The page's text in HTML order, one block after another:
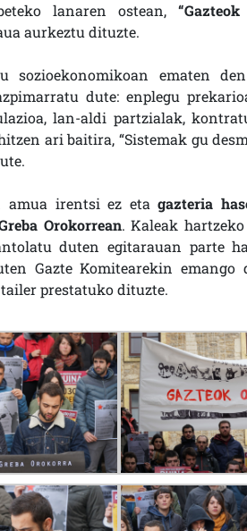
lanaren ostean,
aurkeztu dituzte.
sozioekonomikoan ematen
dute: enplegu
lan-aldi partzialak,
ari baitira, “Sistemak gu
amua irentsi ez etagazteria
Orokorrean. Kaleak
duten egitarauan parte
Gazte Komitearekin
prestatuko dituzte.